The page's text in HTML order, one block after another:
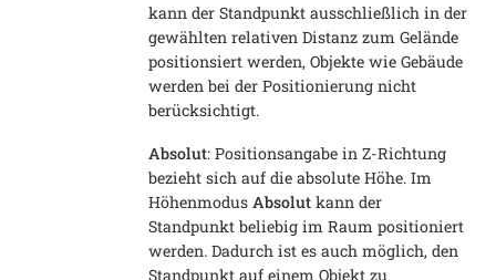
kann der Standpunkt ausschließlich in der
gewählten relativen Distanz zum Gelände
positionsiert werden, Objekte wie Gebäude
werden bei der Positionierung nicht
berücksichtigt.
Absolut: Positionsangabe in Z-Richtung
bezieht sich auf die absolute Höhe. Im
Höhenmodus Absolutkann der
Standpunkt beliebig im Raum positioniert
werden. Dadurch ist es auch möglich, den
Standpunkt auf einem Objekt zu